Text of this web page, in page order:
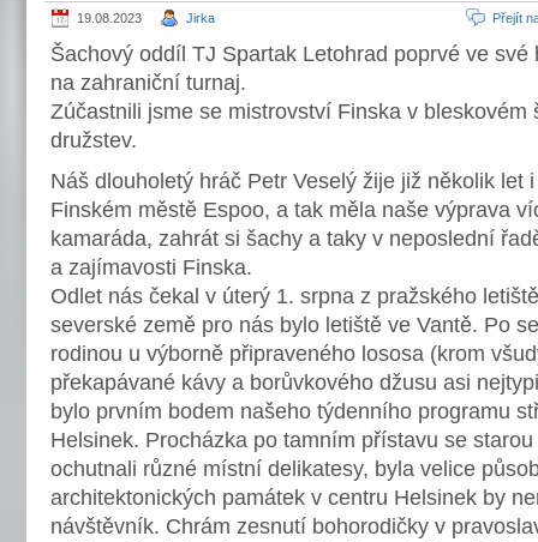
19.08.2023 Jirka Přejít
Šachový oddíl TJ Spartak Letohrad poprvé ve své
na zahraniční turnaj.
Zúčastnili jsme se mistrovství Finska v bleskovém
družstev.
Náš dlouholetý hráč Petr Veselý žije již několik let
Finském městě Espoo, a tak měla naše výprava
kamaráda, zahrát si šachy a taky v neposlední
a zajímavosti Finska.
Odlet nás čekal v úterý 1. srpna z pražského
severské země pro nás bylo letiště ve Vantě. Po
rodinou u výborně připraveného lososa (krom
překapávané kávy a borůvkového džusu asi
bylo prvním bodem našeho týdenního programu
Helsinek. Procházka po tamním přístavu se
ochutnali různé místní delikatesy, byla velice
architektonických památek v centru Helsinek by
návštěvník. Chrám zesnutí bohorodičky v